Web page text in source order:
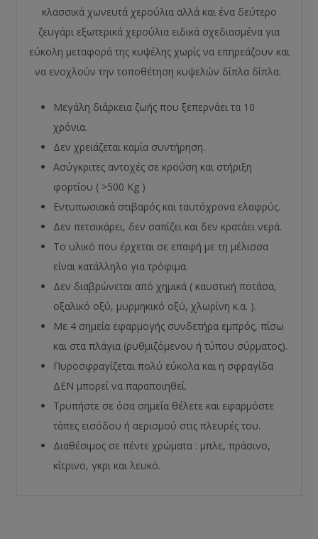
κλασσικά χωνευτά χερούλια αλλά και ένα δεύτερο
ζευγάρι εξωτερικά χερούλια ειδικά σχεδιασμένα για
εύκολη μεταφορά της κυψέλης χωρίς να επηρεάζουν και
να ενοχλούν την τοποθέτηση κυψελών δίπλα δίπλα.
Μεγάλη διάρκεια ζωής που ξεπερνάει τα 10
χρόνια.
Δεν χρειάζεται καμία συντήρηση.
Ασύγκριτες αντοχές σε κρούση και στήριξη
φορτίου ( >500 Kg )
Εντυπωσιακά στιβαρός και ταυτόχρονα ελαφρύς.
Δεν πετσικάρει, δεν σαπίζει και δεν κρατάει νερά.
Το υλικό που έρχεται σε επαφή με τη μέλισσα
είναι κατάλληλο για τρόφιμα.
Δεν διαβρώνεται από χημικά ( καυστική ποτάσα,
οξαλικό οξύ, μυρμηκικό οξύ, χλωρίνη κ.α. ).
Με 4 σημεία εφαρμογής συνδετήρα εμπρός, πίσω
και στα πλάγια (ρυθμιζόμενου ή τύπου σύρματος).
Πυροσφραγίζεται πολύ εύκολα και η σφραγίδα
ΔΕΝ μπορεί να παραποιηθεί.
Τρυπήστε σε όσα σημεία θέλετε και εφαρμόστε
τάπες εισόδου ή αερισμού στις πλευρές του.
Διαθέσιμος σε πέντε χρώματα : μπλε, πράσινο,
κίτρινο, γκρι και λευκό.